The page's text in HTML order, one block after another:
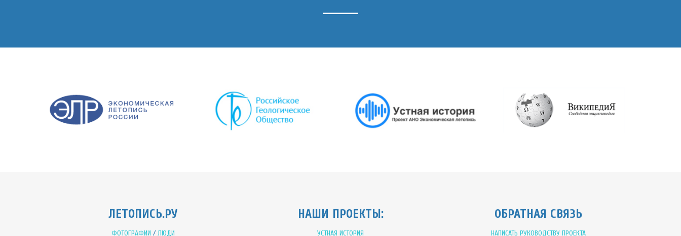
ЛЕТОПИСЬ.РУ
ФОТОГРАФИИ /ЛЮДИ
НАШИ ПРОЕКТЫ:
УСТНАЯ ИСТОРИЯ
ОБРАТНАЯ СВЯЗЬ
НАПИСАТЬ РУКОВОДСТВУ ПРОЕКТА